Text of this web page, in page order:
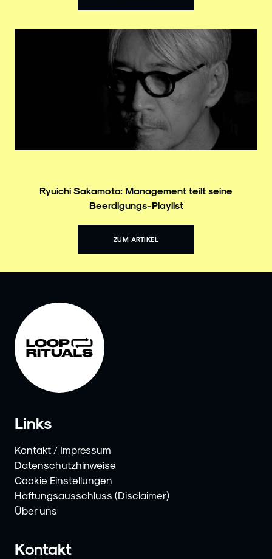
Ryuichi Sakamoto: Management teilt seine
Beerdigungs-Playlist
ZUM ARTIKEL
Links
Kontakt / Impressum
Datenschutzhinweise
Cookie Einstellungen
Haftungsausschluss (Disclaimer)
Über uns
Kontakt